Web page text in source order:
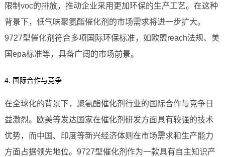
限制voc的排放，推动企业采用更加环保的生产工艺。在这种
背景下，低气味聚氨酯催化剂的市场需求将进一步扩大。
9727型催化剂符合多项国际环保标准，如欧盟reach法规、美
国epa标准等，具备广阔的市场前景。
4. 国际合作与竞争
在全球化的背景下，聚氨酯催化剂行业的国际合作与竞争日
益激烈。欧美等发达国家在催化剂研发方面具有较强的技术
优势，而中国、印度等新兴经济体则在市场需求和生产能力
方面占据领先地位。9727型催化剂作为一款具有自主知识产